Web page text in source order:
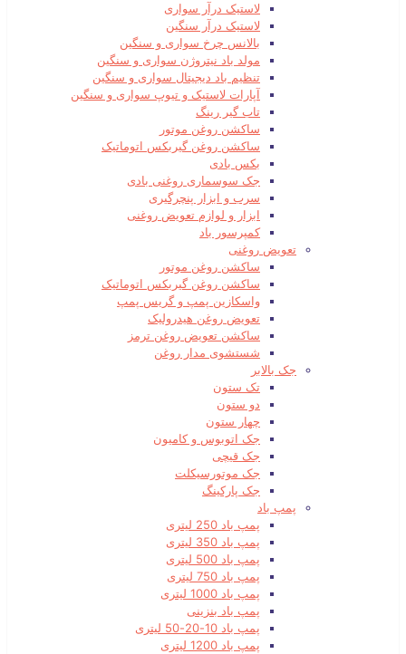
لاستیک درآر سواری
لاستیک درآر سنگین
بالانس چرخ سواری و سنگین
مولد باد نیتروژن سواری و سنگین
تنظیم باد دیجیتال سواری و سنگین
آپارات لاستیک و تیوپ سواری و سنگین
تاب گیر رینگ
ساکشن روغن موتور
ساکشن روغن گیربکس اتوماتیک
بکس بادی
جک سوسماری روغنی بادی
سرب و ابزار پنچرگیری
ابزار و لوازم تعویض روغنی
کمپرسور باد
تعویض روغنی
ساکشن روغن موتور
ساکشن روغن گیربکس اتوماتیک
واسکازین پمپ و گریس پمپ
تعویض روغن هیدرولیک
ساکشن تعویض روغن ترمز
شستشوی مدار روغن
جک بالابر
تک ستون
دو ستون
چهار ستون
جک اتوبوس و کامیون
جک قیچی
جک موتورسیکلت
جک پارکینگ
پمپ باد
پمپ باد 250 لیتری
پمپ باد 350 لیتری
پمپ باد 500 لیتری
پمپ باد 750 لیتری
پمپ باد 1000 لیتری
پمپ باد بنزینی
پمپ باد 10-20-50 لیتری
پمپ باد 1200 لیتری